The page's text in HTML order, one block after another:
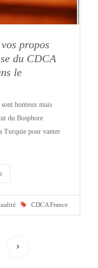
propos
du CDCA
le
honteux mais
du Bosphore
Turquie pour vanter
CDCA France